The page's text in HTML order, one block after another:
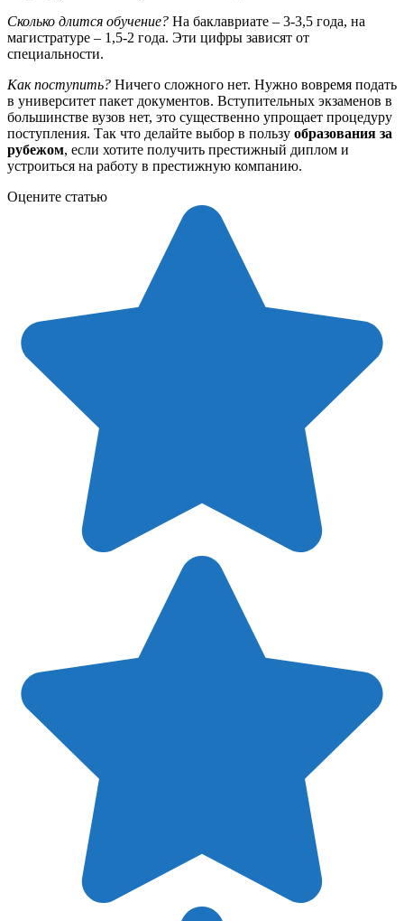
Сколько длится обучение? На баклавриате – 3-3,5 года, на
магистратуре – 1,5-2 года. Эти цифры зависят от
специальности.
Как поступить? Ничего сложного нет. Нужно вовремя подать
в университет пакет документов. Вступительных экзаменов в
большинстве вузов нет, это существенно упрощает процедуру
поступления. Так что делайте выбор в пользу образования за
рубежом, если хотите получить престижный диплом и
устроиться на работу в престижную компанию.
Оцените статью